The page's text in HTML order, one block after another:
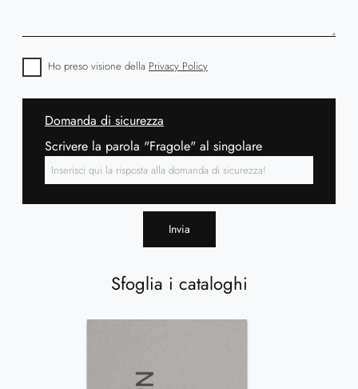
Sfoglia i cataloghi
Ho preso visione della Privacy Policy
Domanda di sicurezza
Scrivere la parola "Fragole" al singolare
Invia